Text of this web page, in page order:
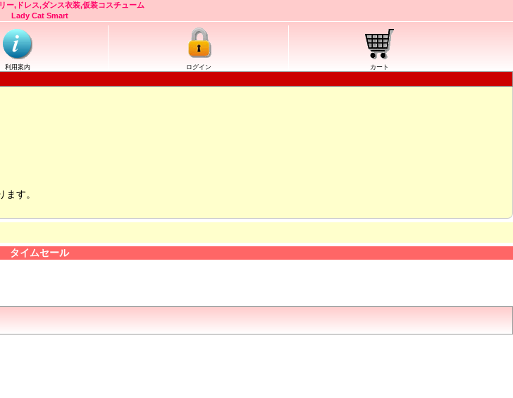
ー,ドレス,ダンス衣装,仮装コスチューム
Lady Cat Smart
利用案内 ログイン カート
す。
タイムセール